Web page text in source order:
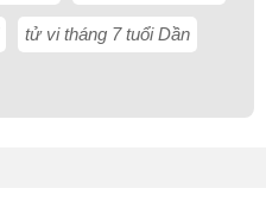
tử vi tháng 7 tuổi Dần